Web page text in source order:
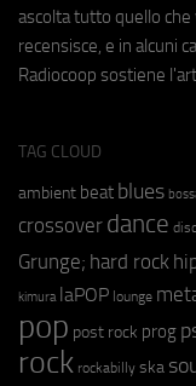
ascolta tutto quello che
recensisce, e in alcuni
Radiocoop sostiene
TAG CLOUD
ambient beat blues
crossover dance
Grunge; hard rock
kimura laPOP lounge
pop post rock prog
rock rockabilly ska